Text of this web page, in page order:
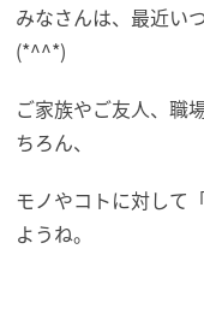
みなさんは、最近い
(*^^*)
ご家族やご友人、職
ちろん、
モノやコトに対して
ようね。